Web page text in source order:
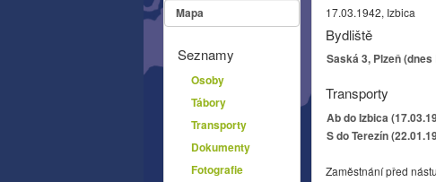
17.03.1942, Izbica
Bydliště
Saská 3, Plzeň
Transporty
Ab do Izbica
S do Terezín
Zaměstnání před
Mapa
Seznamy
Osoby
Tábory
Transporty
Dokumenty
Fotografie